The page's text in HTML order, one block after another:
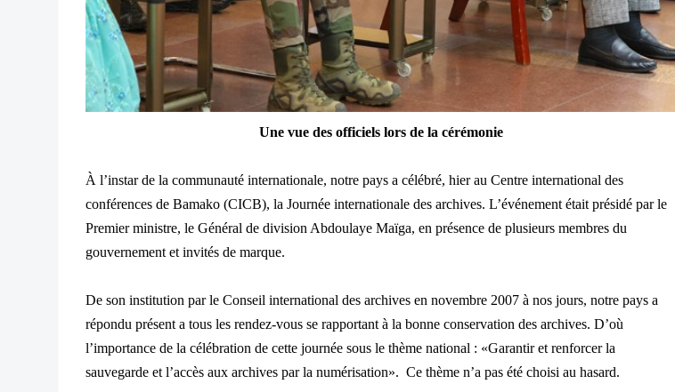
Une vue des officiels lors de la cérémonie
À l’instar de la communauté internationale, notre pays a célébré, hier au Centre international des
conférences de Bamako (CICB), la Journée internationale des archives. L’événement était présidé par le
Premier ministre, le Général de division Abdoulaye Maïga, en présence de plusieurs membres du
gouvernement et invités de marque.
De son institution par le Conseil international des archives en novembre 2007 à nos jours, notre pays a
répondu présent a tous les rendez-vous se rapportant à la bonne conservation des archives. D’où
l’importance de la célébration de cette journée sous le thème national : «Garantir et renforcer la
sauvegarde et l’accès aux archives par la numérisation». Ce thème n’a pas été choisi au hasard.